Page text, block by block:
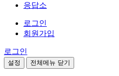
응답소
로그인
회원가입
로그인
설정 전체메뉴 닫기